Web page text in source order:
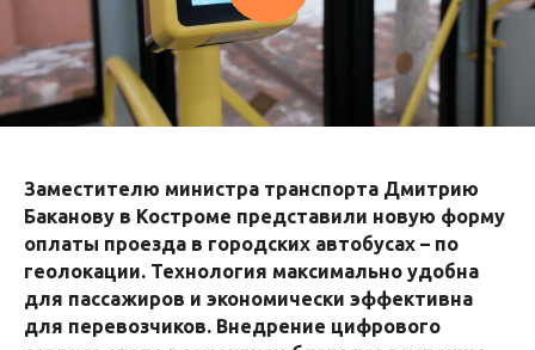
Заместителю министра транспорта Дмитрию
Баканову в Костроме представили новую форму
оплаты проезда в городских автобусах – по
геолокации. Технология максимально удобна
для пассажиров и экономически эффективна
для перевозчиков. Внедрение цифрового